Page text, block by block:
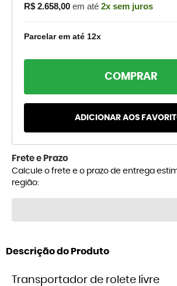
R$ 2.658,00 em até 2x sem juros
Parcelar em até 12x
COMPRAR
ADICIONAR AOS
Frete e Prazo
Calcule o frete e o prazo de entrega
região:
Descrição do Produto
Transportador de rolete livre